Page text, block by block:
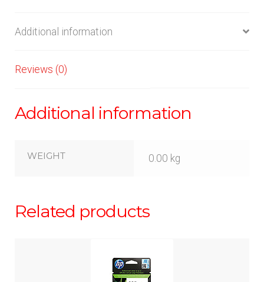
Additional information
Reviews (0)
Additional information
WEIGHT 0.00 kg
Related products